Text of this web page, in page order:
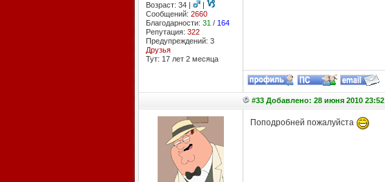
Возраст: 34 |
|
Сообщений: 2660
Благодарности: 31 / 164
Репутация: 322
Предупреждений: 3
Друзья
Тут: 17 лет 2 месяцa
#33 Добавлено: 28 июня 2010 23:52
Поподробней пожалуйста